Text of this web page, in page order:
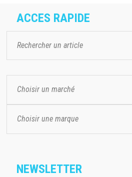
ACCES RAPIDE
Choisir un marché
Choisir une marque
NEWSLETTER